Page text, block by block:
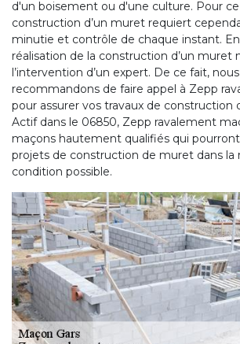
d'un boisement ou d'une culture. Pour ce
construction d’un muret requiert
minutie et contrôle de chaque instant.
réalisation de la construction d’un muret
l’intervention d’un expert. De ce fait,
recommandons de faire appel à Zepp
pour assurer vos travaux de construction
Actif dans le 06850, Zepp ravalement
maçons hautement qualifiés qui
projets de construction de muret dans la
condition possible.